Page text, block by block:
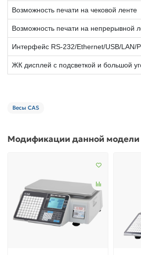
Возможность печати на чековой ленте
Возможность печати на непрерывной
Интерфейс RS-232/Ethernet/USB/LAN/
ЖК дисплей с подсветкой и большой
Весы CAS
Модификации данной модели